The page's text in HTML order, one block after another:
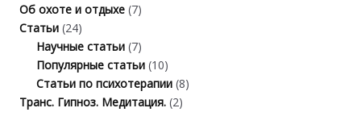
Об охоте и отдыхе (7)
Статьи (24)
Научные статьи (7)
Популярные статьи (10)
Статьи по психотерапии (8)
Транс. Гипноз. Медитация. (2)